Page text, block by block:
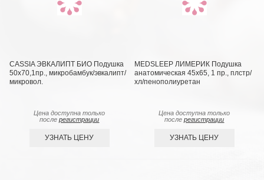
CASSIA ЭВКАЛИПТ БИО Подушка
50х70,1пр., микробамбук/эвкалипт/
микровол.
Цена доступна только
послерегистрации
УЗНАТЬ ЦЕНУ
MEDSLEEP ЛИМЕРИК Подушка
анатомическая 45х65, 1 пр., плстр/
хл/пенополиуретан
Цена доступна только
послерегистрации
УЗНАТЬ ЦЕНУ